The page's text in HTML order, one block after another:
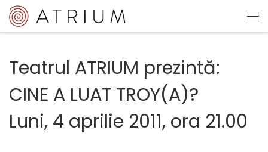
Sari la conținut
Teatrul ATRIUM prezintă:
CINE A LUAT TROY(A)?
Luni, 4 aprilie 2011, ora 21.00